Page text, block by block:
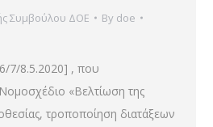
Συμβούλου ΔΟΕ By doe
7/8.5.2020] , που
«Βελτίωση της
τροποποίηση διατάξεων